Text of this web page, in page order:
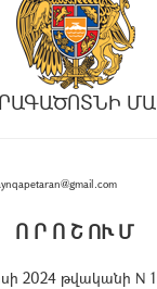
Ո Ր Ո Շ ՈՒ Մ
2024 թվականի N